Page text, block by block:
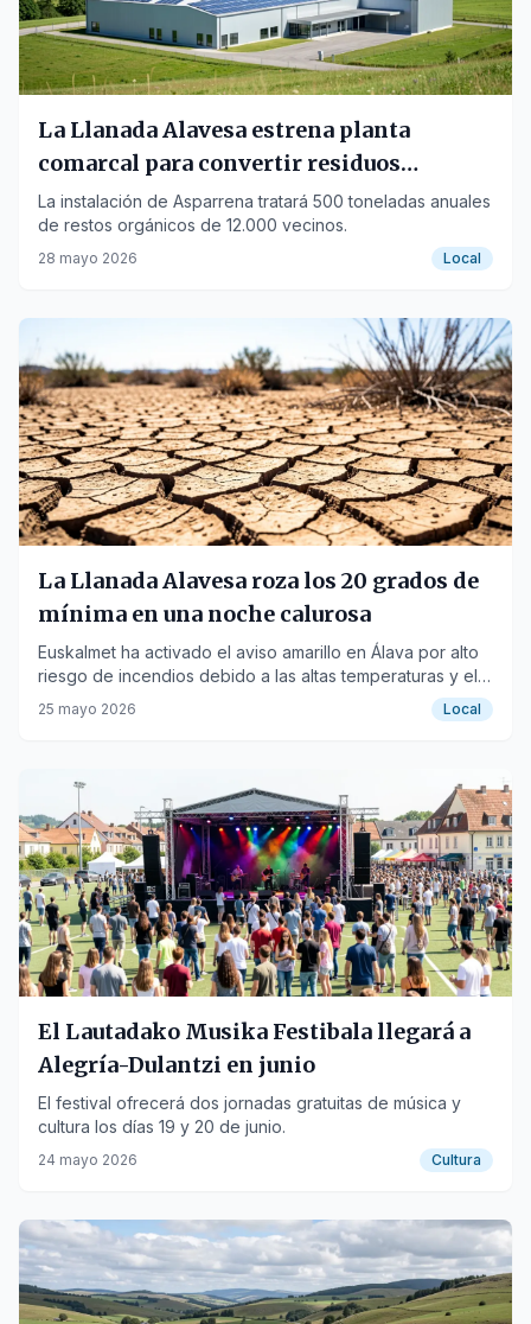
La Llanada Alavesa estrena planta
comarcal para convertir residuos
orgánicos en compost
La instalación de Asparrena tratará 500 toneladas anuales
de restos orgánicos de 12.000 vecinos.
28 mayo 2026 Local
La Llanada Alavesa roza los 20 grados de
mínima en una noche calurosa
Euskalmet ha activado el aviso amarillo en Álava por alto
riesgo de incendios debido a las altas temperaturas y el
viento sur.
25 mayo 2026 Local
El Lautadako Musika Festibala llegará a
Alegría-Dulantzi en junio
El festival ofrecerá dos jornadas gratuitas de música y
cultura los días 19 y 20 de junio.
24 mayo 2026 Cultura